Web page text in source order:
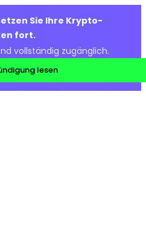
Sie Ihre Krypto-
fort.
vollständig zugänglich.
lesen